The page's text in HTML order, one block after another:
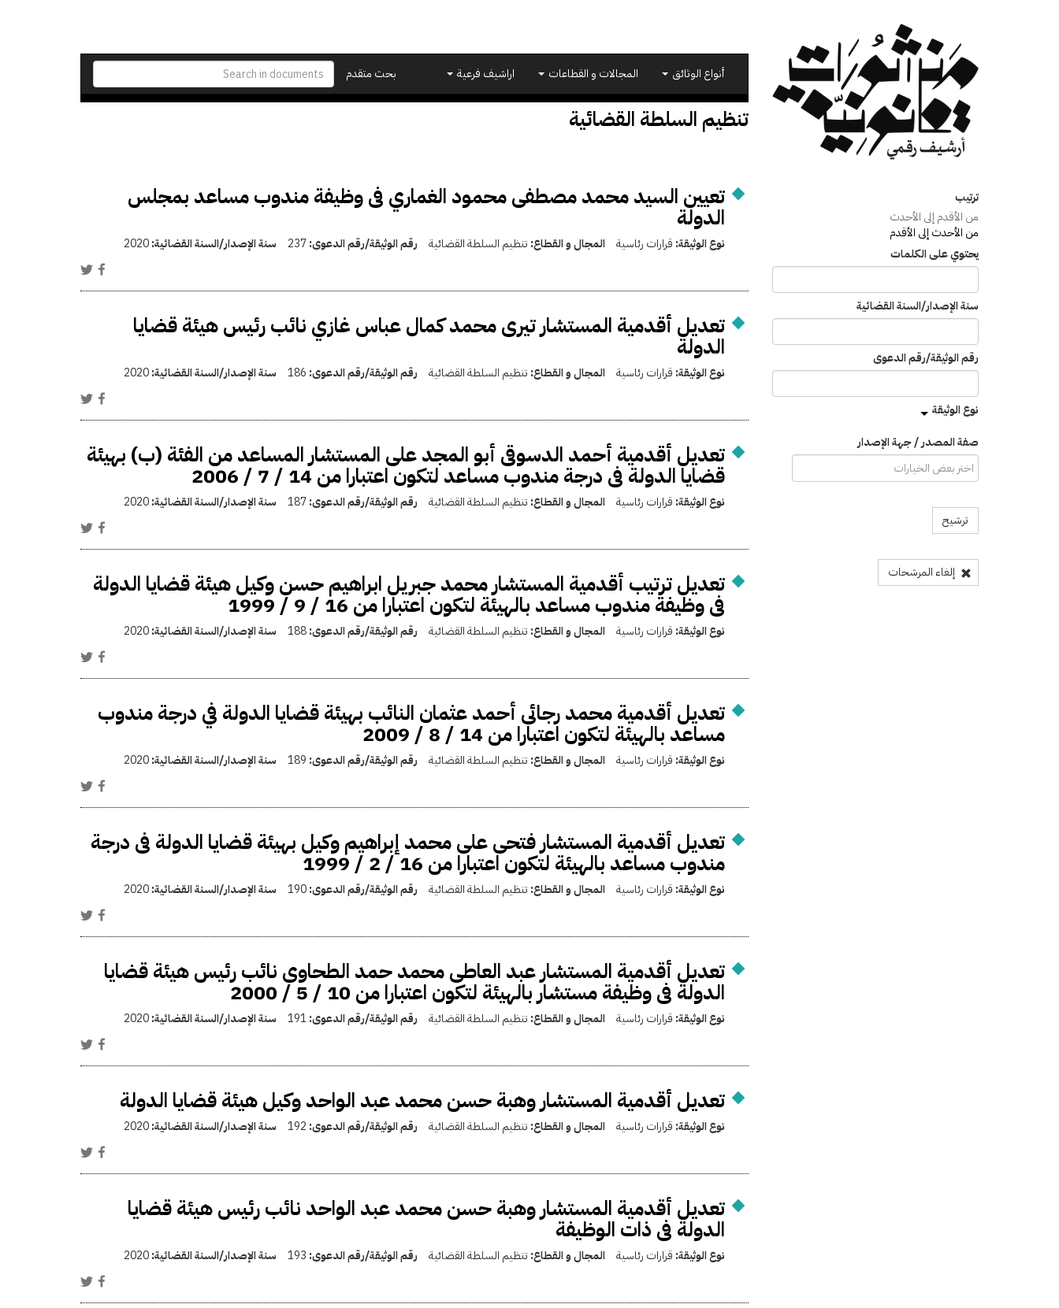
بحث متقدم
أنواع الوثائق المجالات و القطاعات اراشيف فرعية
تنظيم السلطة القضائية
ترتيب
من الأقدم إلى الأحدث
من الأحدث إلى الأقدم
يحتوي على الكلمات
سنة الإصدار/السنة القضائية
رقم الوثيقة/رقم الدعوى
نوع الوثيقة
صفة المصدر / جهة الإصدار
ترشيح
إلغاء المرشحات
تعيين السيد محمد مصطفى محمود الغماري فى وظيفة مندوب مساعد بمجلس
الدولة
نوع الوثيقة: قرارات رئاسية المجال و القطاع: تنظيم السلطة القضائية رقم الوثيقة/رقم الدعوى:237 سنة الإصدار/السنة القضائية:2020
تعديل أقدمية المستشار تيرى محمد كمال عباس غازي نائب رئيس هيئة قضايا
الدولة
نوع الوثيقة: قرارات رئاسية المجال و القطاع: تنظيم السلطة القضائية رقم الوثيقة/رقم الدعوى: 186 سنة الإصدار/السنة القضائية:2020
تعديل أقدمية أحمد الدسوقى أبو المجد على المستشار المساعد من الفئة (ب) بهيئة
قضايا الدولة فى درجة مندوب مساعد لتكون اعتبارا من 14 / 7 / 2006
نوع الوثيقة: قرارات رئاسية المجال و القطاع: تنظيم السلطة القضائية رقم الوثيقة/رقم الدعوى:187 سنة الإصدار/السنة القضائية:2020
تعديل ترتيب أقدمية المستشار محمد جبريل ابراهيم حسن وكيل هيئة قضايا الدولة
فى وظيفة مندوب مساعد بالهيئة لتكون اعتبارا من 16 / 9 / 1999
نوع الوثيقة: قرارات رئاسية المجال و القطاع: تنظيم السلطة القضائية رقم الوثيقة/رقم الدعوى:188 سنة الإصدار/السنة القضائية:2020
تعديل أقدمية محمد رجائى أحمد عثمان النائب بهيئة قضايا الدولة في درجة مندوب
مساعد بالهيئة لتكون اعتبارا من 14 / 8 / 2009
نوع الوثيقة: قرارات رئاسية المجال و القطاع: تنظيم السلطة القضائية رقم الوثيقة/رقم الدعوى: 189 سنة الإصدار/السنة القضائية:2020
تعديل أقدمية المستشار فتحى على محمد إبراهيم وكيل بهيئة قضايا الدولة فى درجة
مندوب مساعد بالهيئة لتكون اعتبارا من 16 / 2 / 1999
نوع الوثيقة: قرارات رئاسية المجال و القطاع: تنظيم السلطة القضائية رقم الوثيقة/رقم الدعوى:190 سنة الإصدار/السنة القضائية:2020
تعديل أقدمية المستشار عبد العاطى محمد حمد الطحاوى نائب رئيس هيئة قضايا
الدولة فى وظيفة مستشار بالهيئة لتكون اعتبارا من 10 / 5 / 2000
نوع الوثيقة: قرارات رئاسية المجال و القطاع: تنظيم السلطة القضائية رقم الوثيقة/رقم الدعوى: 191 سنة الإصدار/السنة القضائية:2020
تعديل أقدمية المستشار وهبة حسن محمد عبد الواحد وكيل هيئة قضايا الدولة
نوع الوثيقة: قرارات رئاسية المجال و القطاع: تنظيم السلطة القضائية رقم الوثيقة/رقم الدعوى: 192 سنة الإصدار/السنة القضائية:2020
تعديل أقدمية المستشار وهبة حسن محمد عبد الواحد نائب رئيس هيئة قضايا
الدولة فى ذات الوظيفة
نوع الوثيقة: قرارات رئاسية المجال و القطاع: تنظيم السلطة القضائية رقم الوثيقة/رقم الدعوى: 193 سنة الإصدار/السنة القضائية:2020